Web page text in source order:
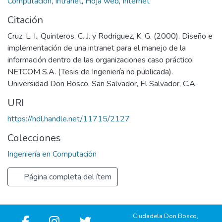
Citación
Cruz, L. I., Quinteros, C. J. y Rodriguez, K. G. (2000). Diseño e
implementación de una intranet para el manejo de la
información dentro de las organizaciones caso práctico:
NETCOM S.A. (Tesis de Ingeniería no publicada).
Universidad Don Bosco, San Salvador, El Salvador, C.A.
URI
https://hdl.handle.net/11715/2127
Colecciones
Ingeniería en Computación
Página completa del ítem
Ciudadela Don Bosco,